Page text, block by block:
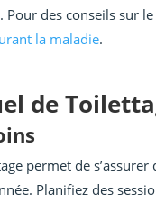
Pour des conseils sur
la maladie.
de
permet de
Planifiez des